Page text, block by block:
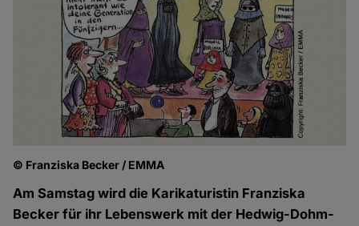
© Franziska Becker / EMMA
Am Samstag wird die Karikaturistin Franziska
Becker für ihr Lebenswerk mit der Hedwig-Dohm-